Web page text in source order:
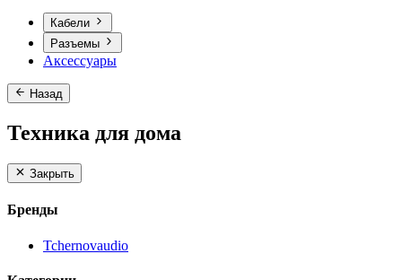
Кабели
Разъемы
Аксессуары
Назад
Техника для дома
Закрыть
Бренды
Tchernovaudio